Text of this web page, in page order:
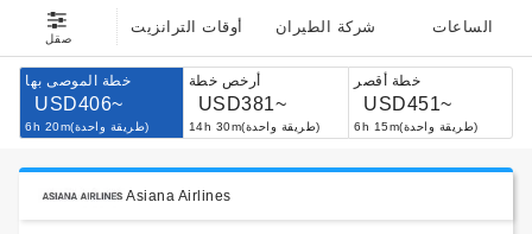
صقل
أوقات الترانزيت شركة الطيران الساعات
خطة الموصى بها
USD406~
6h 20m(طريقة واحدة)
أرخص خطة
USD381~
14h 30m(طريقة واحدة)
خطة أقصر
USD451~
6h 15m(طريقة واحدة)
Asiana Airlines